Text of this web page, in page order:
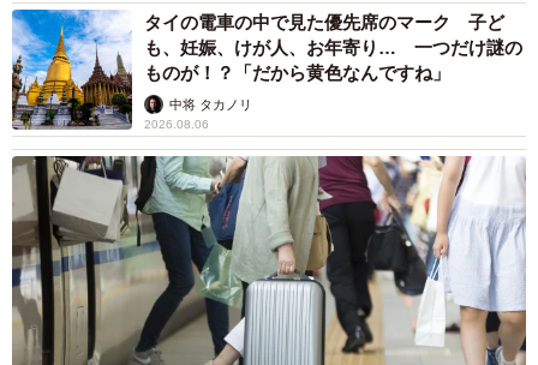
タイの電車の中で見た優先席のマーク 子ど
も、妊娠、けが人、お年寄り… 一つだけ謎の
ものが！？「だから黄色なんですね」
中将 タカノリ
2026.08.06